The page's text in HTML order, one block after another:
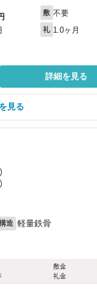
敷 不要
礼 1.0ヶ月
詳細を見る
見る
造 軽量鉄骨
敷金
礼金